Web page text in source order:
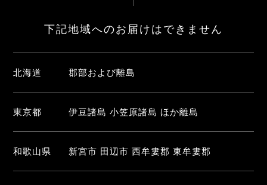
下記地域へのお届けはできません
北海道 郡部および離島
東京都 伊豆諸島 小笠原諸島 ほか離島
和歌山県 新宮市 田辺市 西牟婁郡 東牟婁郡